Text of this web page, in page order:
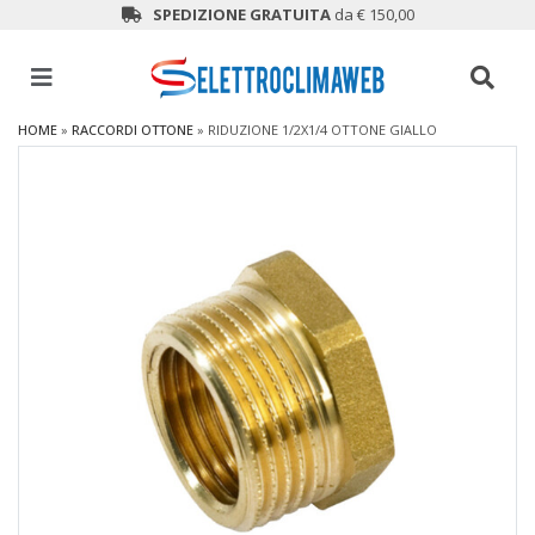
SPEDIZIONE GRATUITAda € 150,00
HOME » RACCORDI OTTONE » RIDUZIONE 1/2X1/4 OTTONE GIALLO